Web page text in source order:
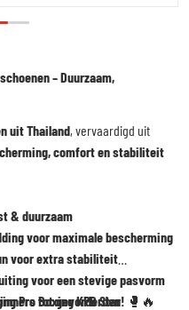
– Duurzaam,
uit Thailand, vervaardigd uit
comfort en stabiliteit
& duurzaam
voor maximale bescherming
voor extra stabiliteit
voor een stevige pasvorm
tot gevorderden
Pro Boxing KPB Star! 🥊🔥